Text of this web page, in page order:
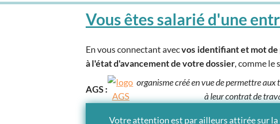
Vous êtes salarié d'une
En vous connectant avecvos identifiant et mot de
à l'état d'avancement de votre dossier, comme le
AGS :
organisme créé en vue de permettre
à leur contrat de
Votre attention est par ailleurs attirée sur